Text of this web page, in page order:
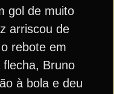
gol de muito
arriscou de
rebote em
Bruno
à bola e deu